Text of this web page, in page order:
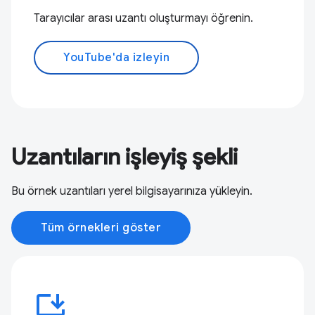
Tarayıcılar arası uzantı oluşturmayı öğrenin.
YouTube'da izleyin
Uzantıların işleyiş şekli
Bu örnek uzantıları yerel bilgisayarınıza yükleyin.
Tüm örnekleri göster
install_desktop